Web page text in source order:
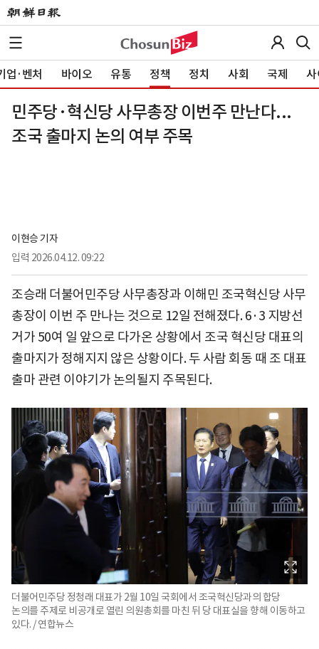
업·벤처 바이오 유통 정책 정치 사회 국제 사
민주당·혁신당 사무총장 이번주 만난다...
조국 출마지 논의 여부 주목
이현승 기자
입력 2026.04.12. 09:22
조승래 더불어민주당 사무총장과 이해민 조국혁신당 사무
총장이 이번 주 만나는 것으로 12일 전해졌다. 6·3 지방선
거가 50여 일 앞으로 다가온 상황에서 조국 혁신당 대표의
출마지가 정해지지 않은 상황이다. 두 사람 회동 때 조 대표
출마 관련 이야기가 논의될지 주목된다.
더불어민주당 정청래 대표가 2월 10일 국회에서 조국혁신당과의 합당
논의를 주제로 비공개로 열린 의원총회를 마친 뒤 당 대표실을 향해 이동하고
있다. / 연합뉴스